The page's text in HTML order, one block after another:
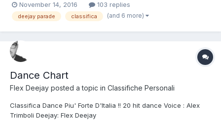
ricambio infatti soltanto le canzoni nelle posizioni 18 , 15 , 6 , 5 e
2 sono uscite incolumi dal "massacr...
November 14, 2016 103 replies
deejay parade classifica (and 6 more)
Dance Chart
Flex Deejay posted a topic in Classifiche Personali
Classifica Dance Piu' Forte D'Italia !! 20 hit dance Voice : Alex
Trimboli Deejay: Flex Deejay